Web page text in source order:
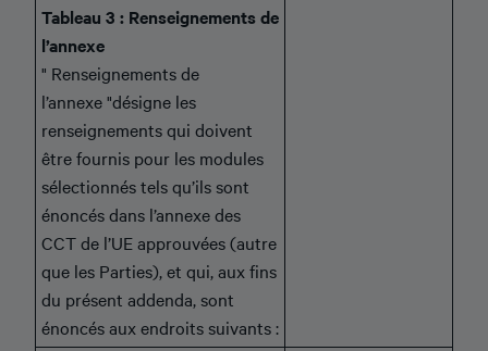
Tableau 3 : Renseignements de
l’annexe
" Renseignements de
l’annexe "désigne les
renseignements qui doivent
être fournis pour les modules
sélectionnés tels qu’ils sont
énoncés dans l’annexe des
CCT de l’UE approuvées (autre
que les Parties), et qui, aux fins
du présent addenda, sont
énoncés aux endroits suivants :